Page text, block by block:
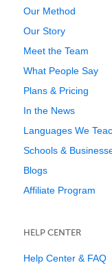
Our Method
Our Story
Meet the Team
What People Say
Plans & Pricing
In the News
Languages We
Schools &
Blogs
Affiliate Program
HELP CENTER
Help Center & FAQ